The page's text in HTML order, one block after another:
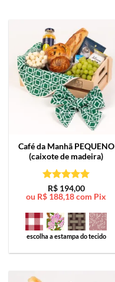
Café da Manhã PEQUENO
(caixote de madeira)
Avaliação5
de 5
R$194,00
ou R$ 188,18com Pix
escolha a estampa do tecido